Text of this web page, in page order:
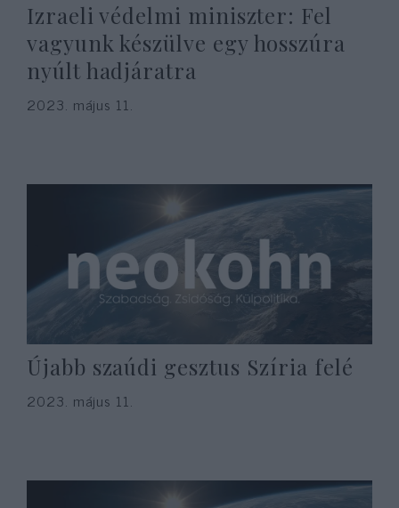
Izraeli védelmi miniszter: Fel
vagyunk készülve egy hosszúra
nyúlt hadjáratra
2023. május 11.
Újabb szaúdi gesztus Szíria felé
2023. május 11.